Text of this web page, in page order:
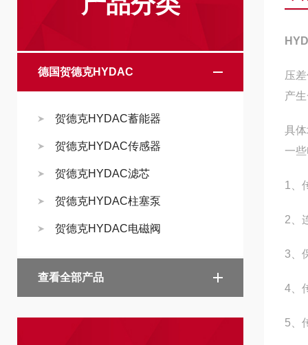
德国贺德克HYDAC
贺德克HYDAC蓄能器
贺德克HYDAC传感器
贺德克HYDAC滤芯
贺德克HYDAC柱塞泵
贺德克HYDAC电磁阀
查看全部产品
压
产
具
一
1、
2、
3、
4、
5、